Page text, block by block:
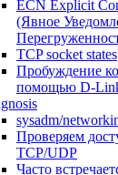
ECN Explicit
(Явное
TCP socket states
Пробуждение
помощью D-
sysadm/
Проверяем
TCP/UDP
Часто